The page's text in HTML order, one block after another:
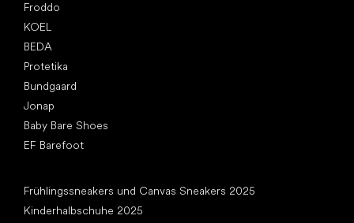
Froddo
KOEL
BEDA
Protetika
Bundgaard
Jonap
Baby Bare Shoes
EF Barefoot
Frühlingssneakers und Canvas Sneakers 2025
Kinderhalbschuhe 2025